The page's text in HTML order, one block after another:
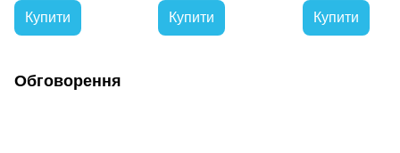
Купити Купити Купити
Обговорення